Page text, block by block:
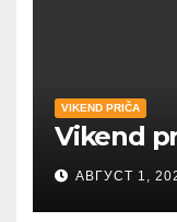
VIKEND PRIČA
Vikend
АВГУСТ 1,